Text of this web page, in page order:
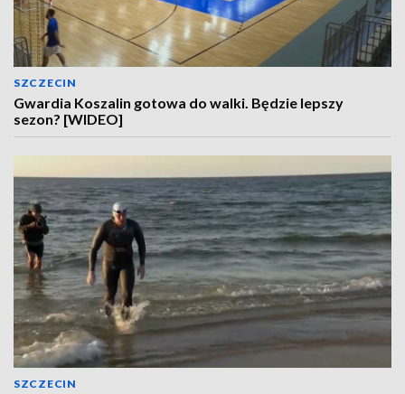
SZCZECIN
Gwardia Koszalin gotowa do walki. Będzie lepszy
sezon? [WIDEO]
SZCZECIN